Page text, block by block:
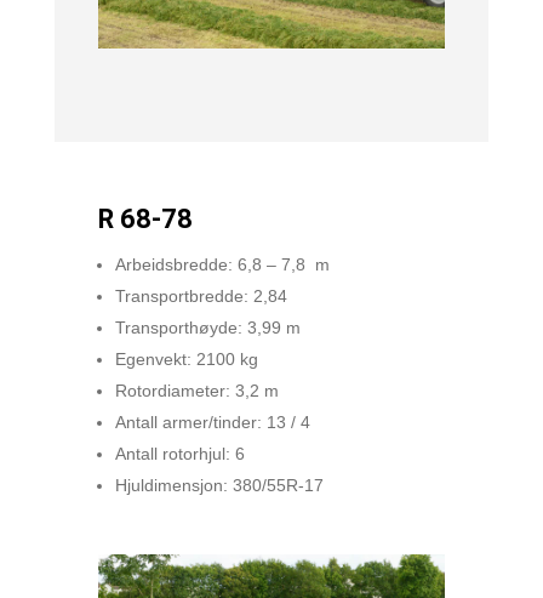
R 68-78
Arbeidsbredde: 6,8 – 7,8 m
Transportbredde: 2,84
Transporthøyde: 3,99 m
Egenvekt: 2100 kg
Rotordiameter: 3,2 m
Antall armer/tinder: 13 / 4
Antall rotorhjul: 6
Hjuldimensjon: 380/55R-17